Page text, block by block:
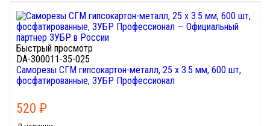
Быстрый просмотр
DA-300011-35-025
Саморезы СГМ гипсокартон-металл, 25 х 3.5 мм, 600 шт,
фосфатированные, ЗУБР Профессионал
520 ₽